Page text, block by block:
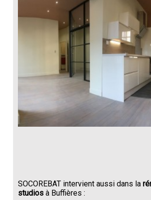
SOCOREBAT intervient aussi dans la
studiosà Buffières :